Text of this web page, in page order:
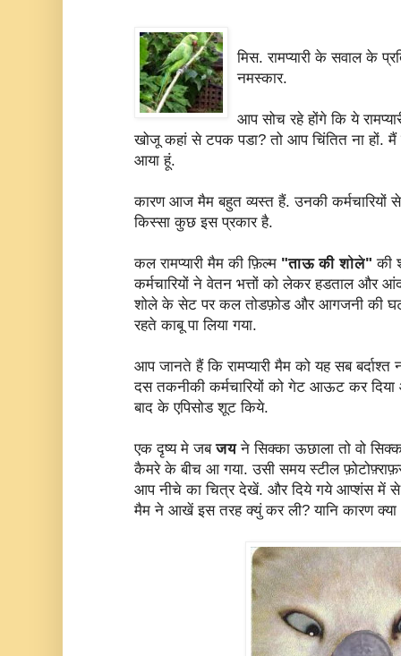
मिस. रामप्यारी के सवाल के
नमस्कार.
आप सोच रहे होंगे कि ये
खोजू कहां से टपक पडा? तो आप चिंतित ना हों.
आया हूं.
कारण आज मैम बहुत व्यस्त हैं. उनकी कर्मचारियों से
किस्सा कुछ इस प्रकार है.
कल रामप्यारी मैम की फ़िल्म "ताऊ की शोले" की
कर्मचारियों ने वेतन भत्तों को लेकर हडताल और
शोले के सेट पर कल तोडफ़ोड और आगजनी की
रहते काबू पा लिया गया.
आप जानते हैं कि रामप्यारी मैम को यह सब बर्दाश्त
दस तकनीकी कर्मचारियों को गेट आऊट कर
बाद के एपिसोड शूट किये.
एक दृष्य मे जबजयने सिक्का ऊछाला तो वो
कैमरे के बीच आ गया. उसी समय स्टील
आप नीचे का चित्र देखें. और दिये गये आप्शंस में से
मैम ने आखें इस तरह क्युं कर ली? यानि कारण क्या